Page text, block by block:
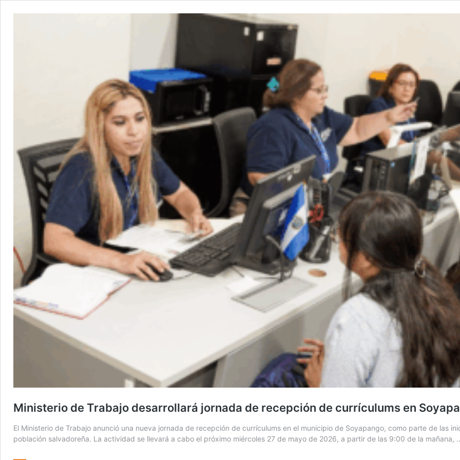
Ministerio de Trabajo desarrollará jornada de recepción de currículums en
El Ministerio de Trabajo anunció una nueva jornada de recepción de currículums en el municipio de Soyapango, como parte de las
población salvadoreña. La actividad se llevará a cabo el próximo miércoles 27 de mayo de 2026, a partir de las 9:00 de la mañana,